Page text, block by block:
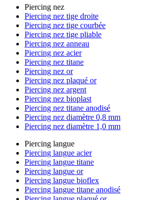
Piercing nez
Piercing nez tige droite
Piercing nez tige courbée
Piercing nez tige pliable
Piercing nez anneau
Piercing nez acier
Piercing nez titane
Piercing nez or
Piercing nez plaqué or
Piercing nez argent
Piercing nez bioplast
Piercing nez titane anodisé
Piercing nez diamètre 0,8 mm
Piercing nez diamètre 1,0 mm
Piercing langue
Piercing langue acier
Piercing langue titane
Piercing langue or
Piercing langue bioflex
Piercing langue titane anodisé